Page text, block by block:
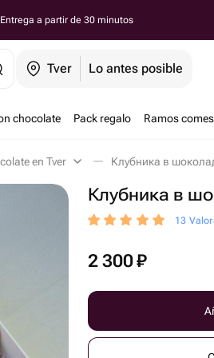
Entrega a partir de 30 minutos
Tver Lo antes posible
chocolate Pack regalo Ramos
en Tver Клубника в
Клубника в
13
2 300₽